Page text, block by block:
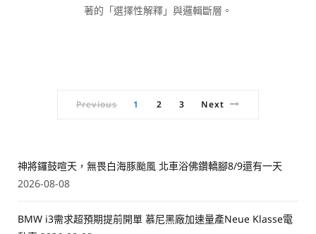
著的「選擇性解釋」與邏輯斷層。
Previous 1 2 3 Next
神將鑼鼓喧天，無畏白海豚颱風 北車浴佛鑽轎腳8/9還有一天
2026-08-08
BMW i3需求超預期提前開單 慕尼黑廠加速量產Neue Klasse電